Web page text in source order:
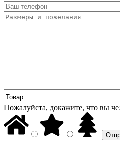
Пожалуйста, докажите, что вы